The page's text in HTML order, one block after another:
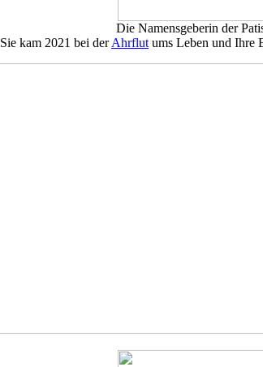
Die Namensgeberin der
Sie kam 2021 bei derAhrflut ums Leben und Ihre